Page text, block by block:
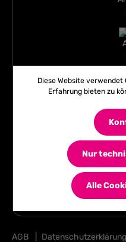
AGB Datenschutzerklärung
Diese Website
Erfahrung bieten zu
Nur
Alle